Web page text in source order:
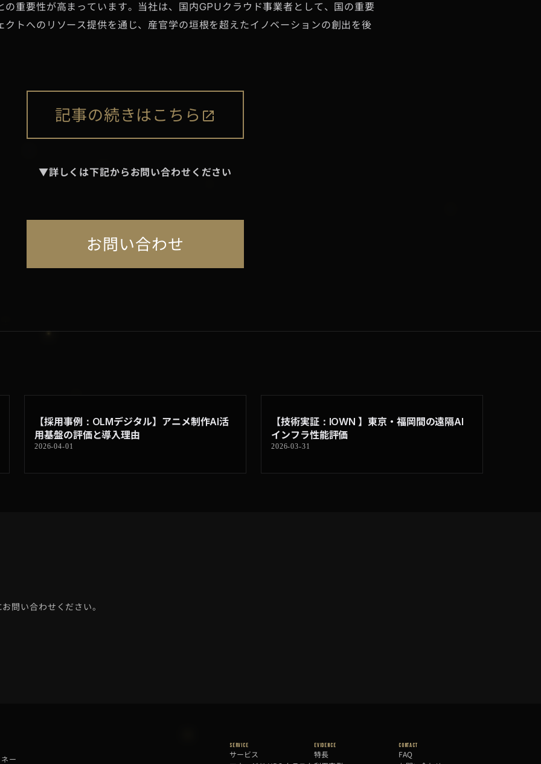
の重要性が高まっています。当社は、国内GPUクラウド事業者として、国の重要
クトへのリソース提供を通じ、産官学の垣根を超えたイノベーションの創出を後
記事の続きはこちら
▼詳しくは下記からお問い合わせください
お問い合わせ
【採用事例：OLMデジタル】アニメ制作AI活
用基盤の評価と導入理由
2026-04-01
【技術実証：IOWN 】東京・福岡間の遠隔AI
インフラ性能評価
2026-03-31
問い合わせください。
ー
Service
サービス
Evidence
特長
Contact
FAQ